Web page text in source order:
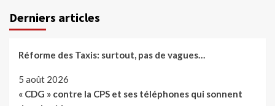
Derniers articles
Réforme des Taxis: surtout, pas de vagues…
5 août 2026
« CDG » contre la CPS et ses téléphones qui sonnent